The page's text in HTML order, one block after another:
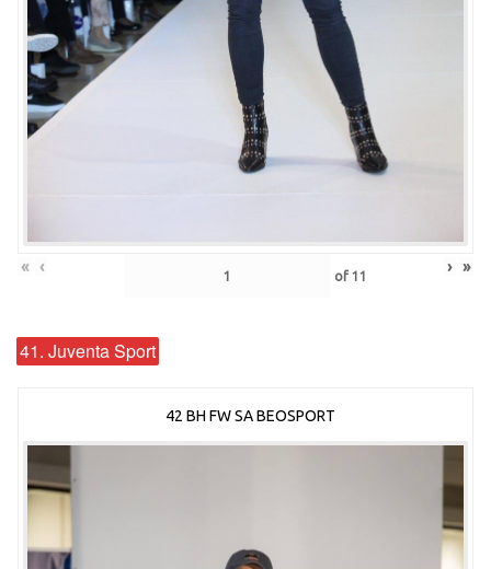
« ‹ of 11 › »
41. Juventa Sport
42 BH FW SA BEOSPORT